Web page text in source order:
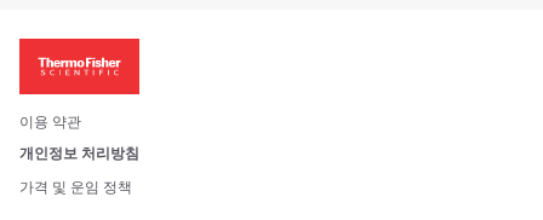
투자자
사회적 책임
브랜드
이용 약관
개인정보 처리방침
가격 및 운임 정책